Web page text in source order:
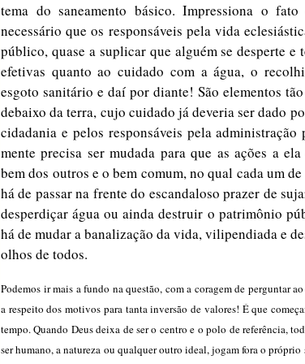
tema do saneamento básico. Impressiona o
necessário que os responsáveis pela vida
público, quase a suplicar que alguém se desperte e
efetivas quanto ao cuidado com a água, o
esgoto sanitário e daí por diante! São elementos
debaixo da terra, cujo cuidado já deveria ser dado
cidadania e pelos responsáveis pela
mente precisa ser mudada para que as ações a
bem dos outros e o bem comum, no qual cada um
há de passar na frente do escandaloso prazer de
desperdiçar água ou ainda destruir o patrimônio
há de mudar a banalização da vida, vilipendiada e
olhos de todos.
Podemos ir mais a fundo na questão, com a coragem de perguntar
a respeito dos motivos para tanta inversão de valores! É que
tempo. Quando Deus deixa de ser o centro e o polo de referência,
ser humano, a natureza ou qualquer outro ideal, jogam fora o próprio